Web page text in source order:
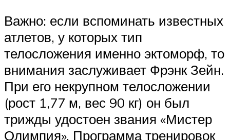
Важно: если вспоминать известных
атлетов, у которых тип
телосложения именно эктоморф, то
внимания заслуживает Фрэнк Зейн.
При его некрупном телосложении
(рост 1,77 м, вес 90 кг) он был
трижды удостоен звания «Мистер
Олимпия». Программа тренировок